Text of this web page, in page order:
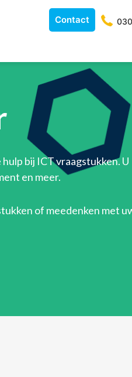
Contact
bij ICT vraagstukken. U
en meer.
of meedenken met